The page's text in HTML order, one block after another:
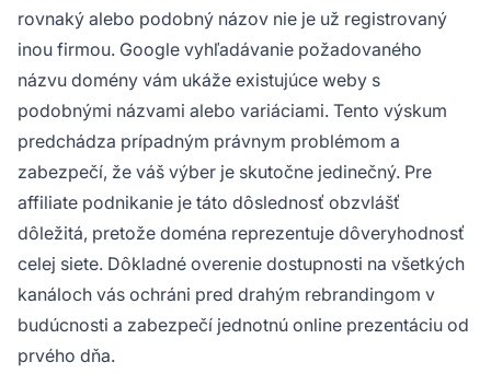
rovnaký alebo podobný názov nie je už registrovaný
inou firmou. Google vyhľadávanie požadovaného
názvu domény vám ukáže existujúce weby s
podobnými názvami alebo variáciami. Tento výskum
predchádza prípadným právnym problémom a
zabezpečí, že váš výber je skutočne jedinečný. Pre
affiliate podnikanie je táto dôslednosť obzvlášť
dôležitá, pretože doména reprezentuje dôveryhodnosť
celej siete. Dôkladné overenie dostupnosti na všetkých
kanáloch vás ochráni pred drahým rebrandingom v
budúcnosti a zabezpečí jednotnú online prezentáciu od
prvého dňa.